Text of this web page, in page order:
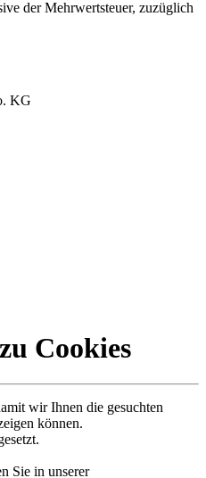
der Mehrwertsteuer, zuzüglich
KG
Cookies
wir Ihnen die gesuchten
können.
Sie in unserer